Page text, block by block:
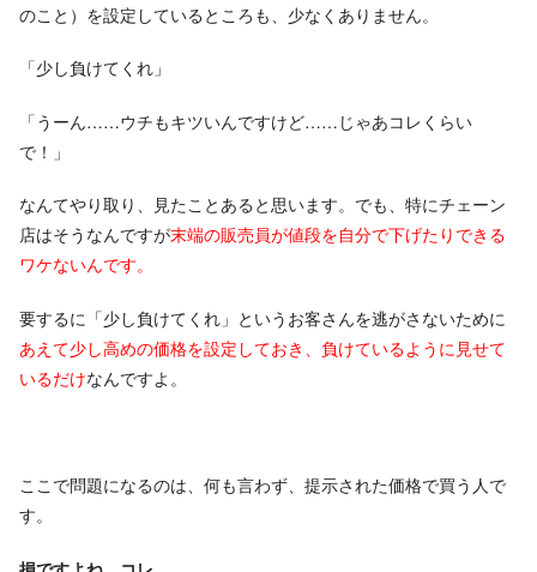
のこと）を設定しているところも、少なくありません。
「少し負けてくれ」
「うーん……ウチもキツいんですけど……じゃあコレくらい
で！」
なんてやり取り、見たことあると思います。でも、特にチェーン
店はそうなんですが末端の販売員が値段を自分で下げたりできる
ワケないんです。
要するに「少し負けてくれ」というお客さんを逃がさないために
あえて少し高めの価格を設定しておき、負けているように見せて
いるだけなんですよ。
ここで問題になるのは、何も言わず、提示された価格で買う人で
す。